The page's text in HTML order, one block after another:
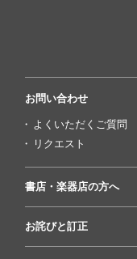
お問い合わせ
よくいただくご質問
リクエスト
書店・楽器店の方へ
お詫びと訂正